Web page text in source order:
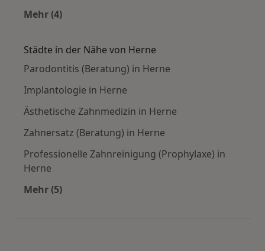
Mehr (4)
Städte in der Nähe von Herne
Parodontitis (Beratung) in Herne
Implantologie in Herne
Ästhetische Zahnmedizin in Herne
Zahnersatz (Beratung) in Herne
Professionelle Zahnreinigung (Prophylaxe) in
Herne
Mehr (5)